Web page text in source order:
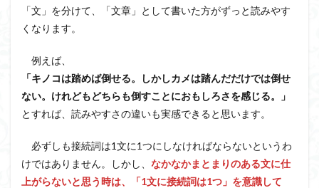
「文」を分けて、「文章」として書いた方がずっと読みやす
くなります。
例えば、
「キノコは踏めば倒せる。しかしカメは踏んだだけでは倒せ
ない。けれどもどちらも倒すことにおもしろさを感じる。」
とすれば、読みやすさの違いも実感できると思います。
必ずしも接続詞は1文に1つにしなければならないというわ
けではありません。しかし、 なかなかまとまりのある文に仕
上がらないと思う時は、「1文に接続詞は1つ」を意識して